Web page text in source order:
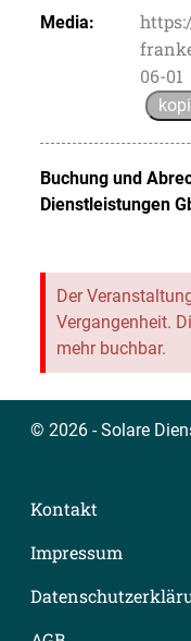
Media:
06-01
Buchung und
Dienstleistungen
Der
Vergangenheit.
mehr buchbar.
© 2026 - Solare
Kontakt
Impressum